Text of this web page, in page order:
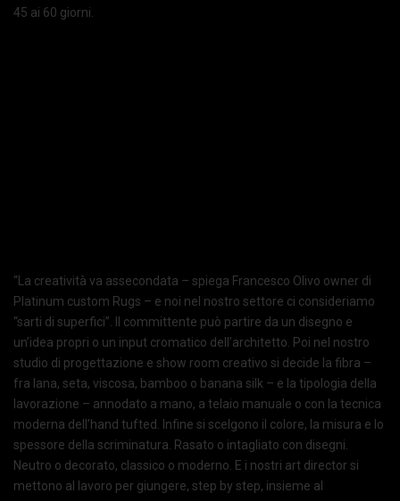
45 ai 60 giorni.
“La creatività va assecondata – spiega Francesco Olivo owner di
Platinum custom Rugs – e noi nel nostro settore ci consideriamo
“sarti di superfici”. Il committente può partire da un disegno e
un’idea propri o un input cromatico dell’architetto. Poi nel nostro
studio di progettazione e show room creativo si decide la fibra –
fra lana, seta, viscosa, bamboo o banana silk – e la tipologia della
lavorazione – annodato a mano, a telaio manuale o con la tecnica
moderna dell’hand tufted. Infine si scelgono il colore, la misura e lo
spessore della scriminatura. Rasato o intagliato con disegni.
Neutro o decorato, classico o moderno. E i nostri art director si
mettono al lavoro per giungere, step by step, insieme al